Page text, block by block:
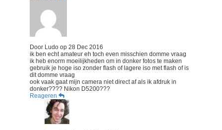
Door Ludo op 28 Dec 2016
ik ben echt amateur eh toch even misschien domme vraag
ik heb enorm moeilijkheden om in donker fotos te maken
gebruik je hoge iso zonder flash of lagere iso met flash of is
dit domme vraag
ook vaak gaat mijn camera niet direct af als ik afdruk in
donker???? Nikon D5200???
Reageren